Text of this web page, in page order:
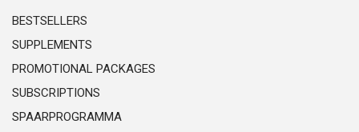
BESTSELLERS
SUPPLEMENTS
PROMOTIONAL PACKAGES
SUBSCRIPTIONS
SPAARPROGRAMMA